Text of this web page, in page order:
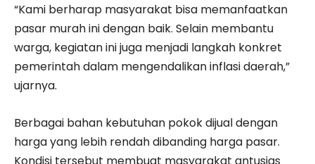
“Kami berharap masyarakat bisa memanfaatkan
pasar murah ini dengan baik. Selain membantu
warga, kegiatan ini juga menjadi langkah konkret
pemerintah dalam mengendalikan inflasi daerah,”
ujarnya.
Berbagai bahan kebutuhan pokok dijual dengan
harga yang lebih rendah dibanding harga pasar.
Kondisi tersebut membuat masyarakat antusias